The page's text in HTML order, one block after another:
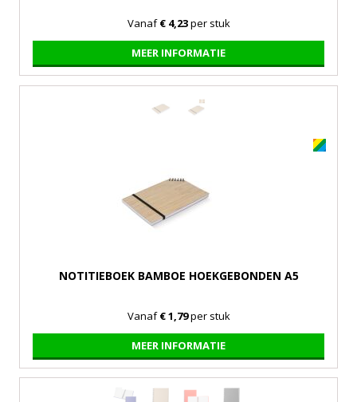
Vanaf€ 4,23per stuk
MEER INFORMATIE
NOTITIEBOEK BAMBOE HOEKGEBONDEN A5
Vanaf€ 1,79per stuk
MEER INFORMATIE